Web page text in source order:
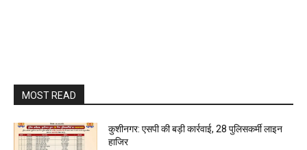
MOST READ
कुशीनगर: एसपी की बड़ी कार्रवाई, 28 पुलिसकर्मी लाइन
हाजिर